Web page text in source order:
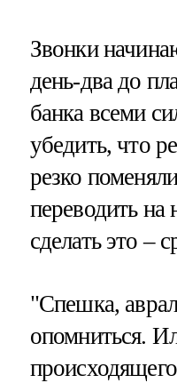
Звонки
день-два до
банка всеми
убедить, что
резко
переводить на
сделать это –
"Спешка,
опомниться.